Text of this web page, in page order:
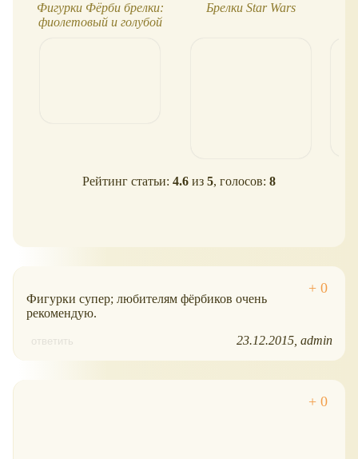
Фигурки Фёрби брелки:
фиолетовый и голубой
Брелки Star Wars
Рейтинг статьи: 4.6 из 5, голосов: 8
Фигурки супер; любителям фёрбиков очень
рекомендую.
ответить 23.12.2015 admin